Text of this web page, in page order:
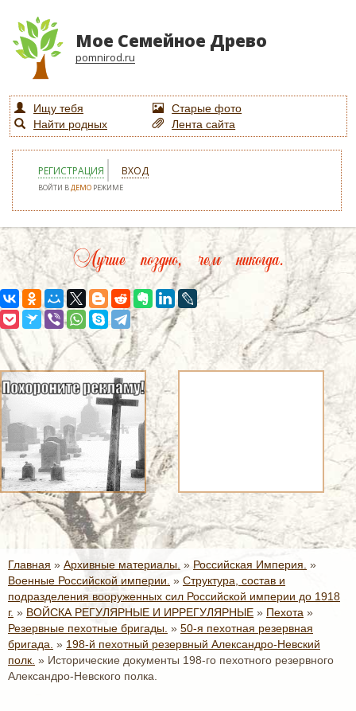
Мое Семейное Древо
pomnirod.ru
Ищу тебя
Старые фото
Найти родных
Лента сайта
РЕГИСТРАЦИЯ ВХОД
ВОЙТИ ВДЕМО РЕЖИМЕ
Лучше поздно, чем никогда.
Главная » Архивные материалы. » Российская Империя. »
Военные Российской империи. » Структура, состав и
подразделения вооруженных сил Российской империи до 1918
г. » ВОЙСКА РЕГУЛЯРНЫЕ И ИРРЕГУЛЯРНЫЕ » Пехота »
Резервные пехотные бригады. » 50-я пехотная резервная
бригада. » 198-й пехотный резервный Александро-Невский
полк. » Исторические документы 198-го пехотного резервного
Александро-Невского полка.